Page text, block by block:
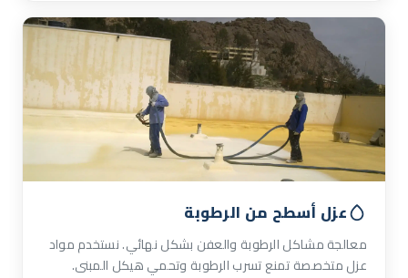
عزل أسطح من الرطوبة
معالجة مشاكل الرطوبة والعفن بشكل نهائي. نستخدم مواد
عزل متخصصة تمنع تسرب الرطوبة وتحمي هيكل المبنى.